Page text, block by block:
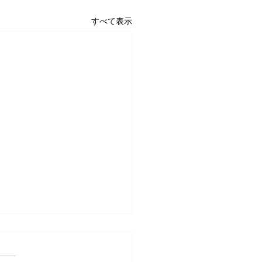
すべて表示
度は、幼稚園都合で大変